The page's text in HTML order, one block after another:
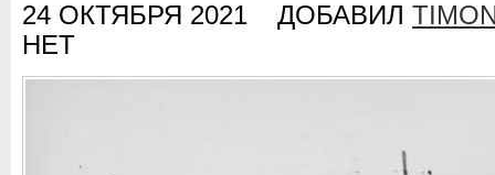
24 ОКТЯБРЯ 2021 ДОБАВИЛ
НЕТ